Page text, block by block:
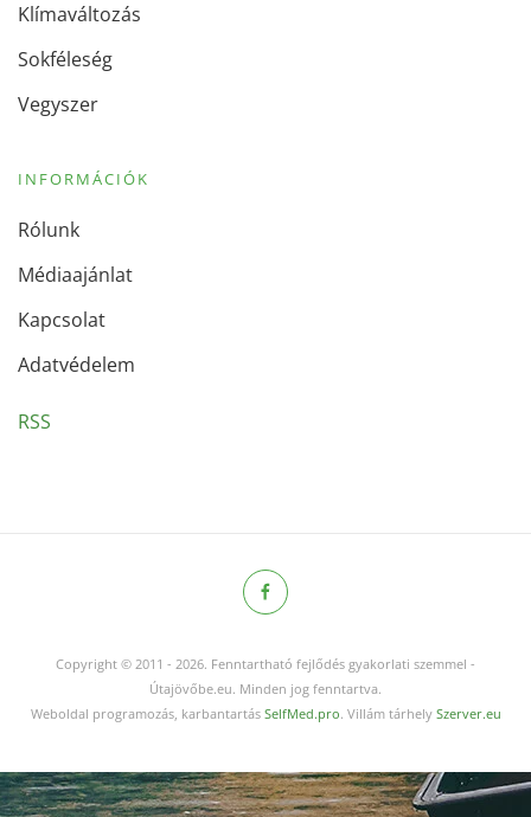
Klímaváltozás
Sokféleség
Vegyszer
INFORMÁCIÓK
Rólunk
Médiaajánlat
Kapcsolat
Adatvédelem
RSS
Copyright © 2011 - 2026. Fenntartható fejlődés gyakorlati szemmel -
Útajövőbe.eu. Minden jog fenntartva.
Weboldal programozás, karbantartás SelfMed.pro. Villám tárhely Szerver.eu